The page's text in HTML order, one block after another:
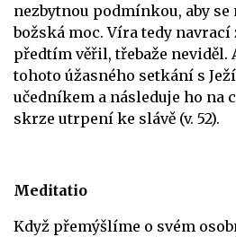
nezbytnou podmínkou, aby
božská moc. Víra tedy
předtím věřil, třebaže neviděl.
tohoto úžasného setkání s
učedníkem a následuje ho na
skrze utrpení ke slávě (v. 52).
Meditatio
Když přemýšlíme o svém